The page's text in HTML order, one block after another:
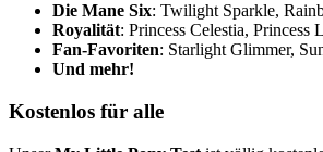
Die Mane Six: Twilight Sparkle,
Royalität: Princess Celestia, Princess
Fan-Favoriten: Starlight Glimmer,
Und mehr!
Kostenlos für alle